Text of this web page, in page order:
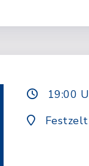
19:00